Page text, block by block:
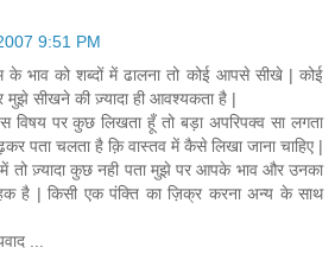
9:51 PM
भाव को शब्दों में ढालना तो कोई आपसे सीखे | कोई
मुझे सीखने की ज़्यादा ही आवश्यकता है |
विषय पर कुछ लिखता हूँ तो बड़ा अपरिपक्व सा लगता
पता चलता है क़ि वास्तव में कैसे लिखा जाना चाहिए |
तो ज़्यादा कुछ नही पता मुझे पर आपके भाव और उनका
है | किसी एक पंक्ति का ज़िक्र करना अन्य के साथ
...